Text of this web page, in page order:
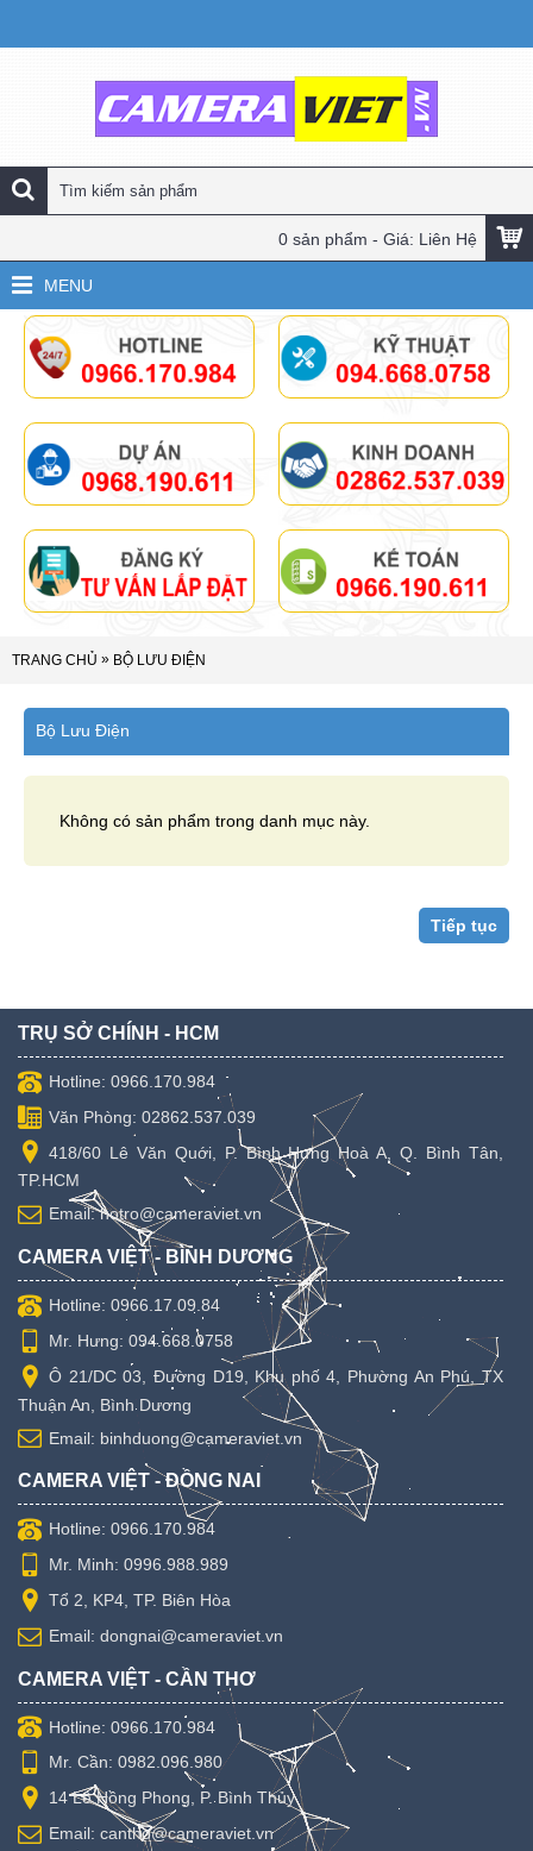
0 sản phẩm - Giá: Liên Hệ
MENU
TRANG CHỦ » BỘ LƯU ĐIỆN
Bộ Lưu Điện
Không có sản phẩm trong danh mục này.
Tiếp tục
TRỤ SỞ CHÍNH - HCM
Hotline: 0966.170.984
Văn Phòng: 02862.537.039
418/60 Lê Văn Quới, P. Bình Hưng Hoà A, Q. Bình Tân,
TP.HCM
Email: hotro@cameraviet.vn
CAMERA VIỆT - BÌNH DƯƠNG
Hotline: 0966.17.09.84
Mr. Hưng: 094.668.0758
Ô 21/DC 03, Đường D19, Khu phố 4, Phường An Phú, TX
Thuận An, Bình Dương
Email: binhduong@cameraviet.vn
CAMERA VIỆT - ĐỒNG NAI
Hotline: 0966.170.984
Mr. Minh: 0996.988.989
Tổ 2, KP4, TP. Biên Hòa
Email: dongnai@cameraviet.vn
CAMERA VIỆT - CẦN THƠ
Hotline: 0966.170.984
Mr. Cần: 0982.096.980
14 Lê Hồng Phong, P. Bình Thủy
Email: cantho@cameraviet.vn